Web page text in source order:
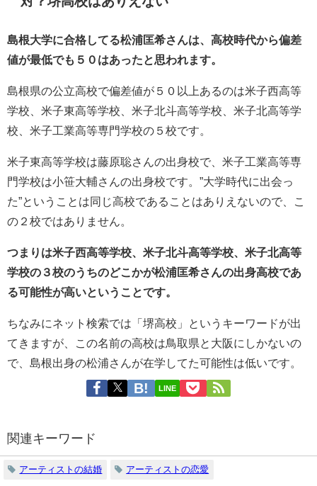
島根大学に合格してる松浦匡希さんは、高校時代から偏差
値が最低でも５０はあったと思われます。
島根県の公立高校で偏差値が５０以上あるのは米子西高等
学校、米子東高等学校、米子北斗高等学校、米子北高等学
校、米子工業高等専門学校の５校です。
米子東高等学校は藤原聡さんの出身校で、米子工業高等専
門学校は小笹大輔さんの出身校です。”大学時代に出会っ
た”ということは同じ高校であることはありえないので、こ
の２校ではありません。
つまりは米子西高等学校、米子北斗高等学校、米子北高等
学校の３校のうちのどこかが松浦匡希さんの出身高校であ
る可能性が高いということです。
ちなみにネット検索では「堺高校」というキーワードが出
てきますが、この名前の高校は鳥取県と大阪にしかないの
で、島根出身の松浦さんが在学してた可能性は低いです。
LINE
関連キーワード
アーティストの結婚 アーティストの恋愛